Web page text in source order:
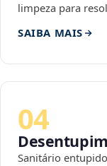
limpeza para
SAIBA MAIS
04
Sanitário